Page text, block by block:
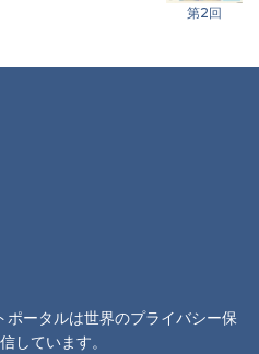
第2回
ータルは世界のプライバシー保
しています。